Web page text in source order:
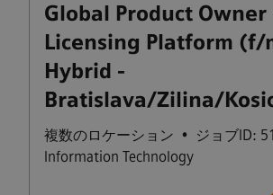
Global Product Owner
Licensing Platform (f/
Hybrid -
Bratislava/Zilina/
複数のロケーション • ジョブID:
Information Technology